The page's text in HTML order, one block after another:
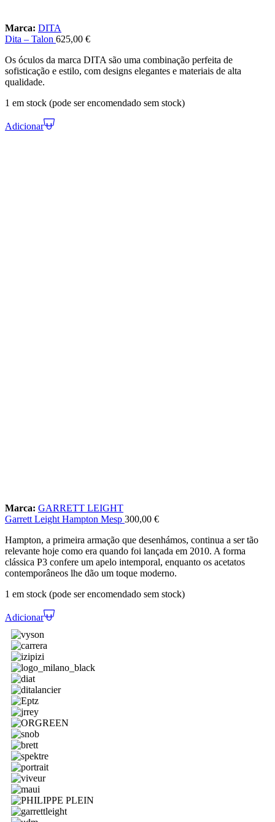
Marca: DITA
Dita – Talon 625,00 €
Os óculos da marca DITA são uma combinação perfeita de
sofisticação e estilo, com designs elegantes e materiais de alta
qualidade.
1 em stock (pode ser encomendado sem stock)
Adicionar
Marca: GARRETT LEIGHT
Garrett Leight Hampton Mesp 300,00 €
Hampton, a primeira armação que desenhámos, continua a ser tão
relevante hoje como era quando foi lançada em 2010. A forma
clássica P3 confere um apelo intemporal, enquanto os acetatos
contemporâneos lhe dão um toque moderno.
1 em stock (pode ser encomendado sem stock)
Adicionar